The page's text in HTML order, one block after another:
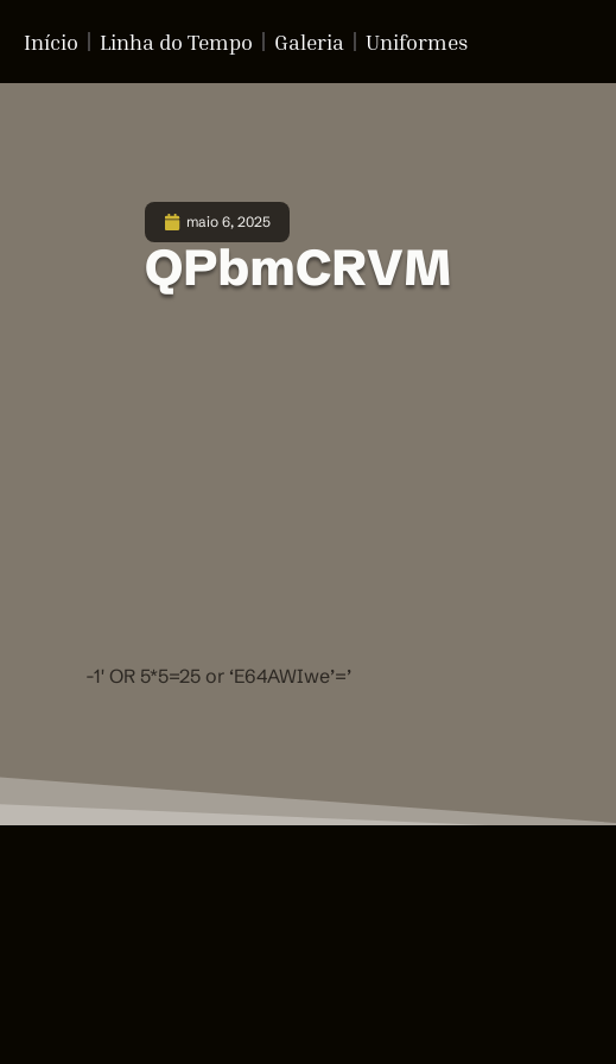
Início Linha do Tempo Galeria Uniformes
maio 6, 2025
QPbmCRVM
-1′ OR 5*5=25 or ‘E64AWIwe’=’